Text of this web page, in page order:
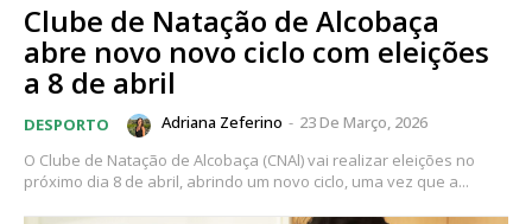
Clube de Natação de Alcobaça
abre novo novo ciclo com eleições
a 8 de abril
DESPORTO Adriana Zeferino - 23 De Março, 2026
O Clube de Natação de Alcobaça (CNAl) vai realizar eleições no
próximo dia 8 de abril, abrindo um novo ciclo, uma vez que a...